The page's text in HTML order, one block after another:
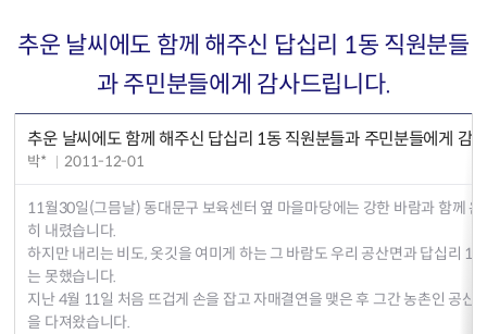
추운 날씨에도 함께 해주신 답십리 1동 직원분들
과 주민분들에게 감사드립니다.
추운 날씨에도 함께 해주신 답십리 1동 직원분들과 주민분들에게 감
박* 2011-12-01
11월30일(그믐날) 동대문구 보육센터 옆 마을마당에는 강한 바람과 함께
히 내렸습니다.
하지만 내리는 비도, 옷깃을 여미게 하는 그 바람도 우리 공산면과 답십리 1
는 못했습니다.
지난 4월 11일 처음 뜨겁게 손을 잡고 자매결연을 맺은 후 그간 농촌인 공산
을 다져왔습니다.